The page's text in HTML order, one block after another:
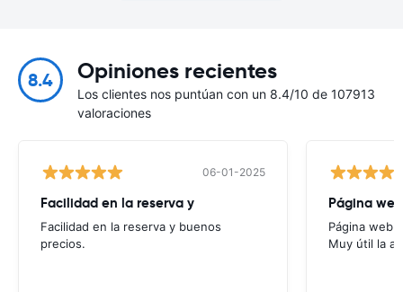
8.4 Opiniones recientes
Los clientes nos puntúan con un 8.4/10 de 107913
valoraciones
06-01-2025
Facilidad en la reserva y
Facilidad en la reserva y buenos
precios.
Página
Página web
Muy útil la